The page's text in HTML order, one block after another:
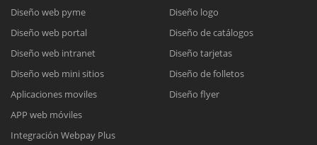
Diseño web pyme
Diseño web portal
Diseño web intranet
Diseño web mini sitios
Aplicaciones moviles
APP web móviles
Integración Webpay Plus
Diseño logo
Diseño de catálogos
Diseño tarjetas
Diseño de folletos
Diseño flyer